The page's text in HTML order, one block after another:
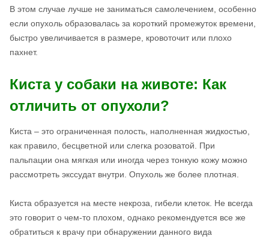
В этом случае лучше не заниматься самолечением, особенно
если опухоль образовалась за короткий промежуток времени,
быстро увеличивается в размере, кровоточит или плохо
пахнет.
Киста у собаки на животе: Как
отличить от опухоли?
Киста – это ограниченная полость, наполненная жидкостью,
как правило, бесцветной или слегка розоватой. При
пальпации она мягкая или иногда через тонкую кожу можно
рассмотреть экссудат внутри. Опухоль же более плотная.
Киста образуется на месте некроза, гибели клеток. Не всегда
это говорит о чем-то плохом, однако рекомендуется все же
обратиться к врачу при обнаружении данного вида